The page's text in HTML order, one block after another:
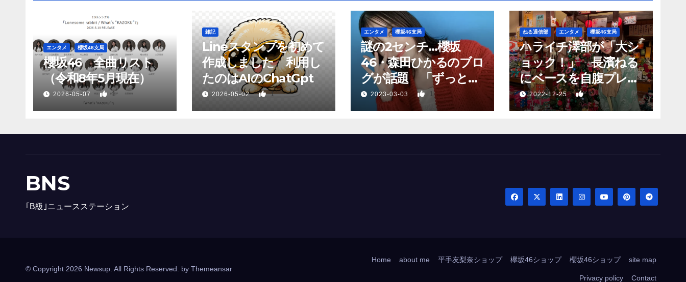
エンタメ 櫻坂46支局
櫻坂46 全曲リスト
（令和8年5月現在）
2026-05-07 1
雑記
Lineスタンプを初めて
作成しました 利用し
たのはAIのChatGpt
2026-05-02 1
エンタメ 櫻坂46支局
謎の2センチ…櫻坂
46・森田ひかるのブロ
グが話題 「ずっと願
っていた、あれか？」
2023-03-03 1
ねる通信部 エンタメ 櫻坂46支局
ハライチ澤部が「大シ
ョック！」 長濱ねる
にベースを自腹プレゼ
ントするも…
2022-12-25 1
BNS
｢B級｣ニュースステーション
© Copyright 2026 Newsup. All Rights Reserved. by Themeansar
Home about me 平手友梨奈ショップ 欅坂46ショップ 櫻坂46ショップ site map
Privacy policy Contact